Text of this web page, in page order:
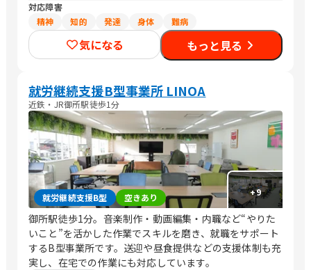
対応障害
精神
知的 発達 身体 難病
気になる もっと見る
就労継続支援B型事業所 LINOA
近鉄・JR御所駅徒歩1分
+9
就労継続支援B型 空きあり
御所駅徒歩1分。音楽制作・動画編集・内職など“やりた
いこと”を活かした作業でスキルを磨き、就職をサポート
するB型事業所です。送迎や昼食提供などの支援体制も充
実し、在宅での作業にも対応しています。